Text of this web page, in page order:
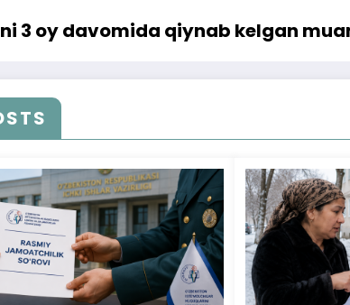
3 oy davomida qiynab kelgan